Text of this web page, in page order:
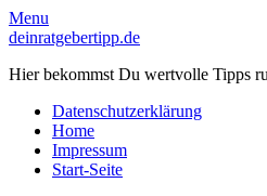
Skip
to
Menu
deinratgebertipp.de
Hier bekommst Du wertvolle Tipps
Datenschutzerklärung
Home
Impressum
Start-Seite